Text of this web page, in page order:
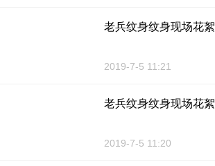
老兵纹身纹身现场花絮
2019-7-5 11:21
老兵纹身纹身现场花絮
2019-7-5 11:20